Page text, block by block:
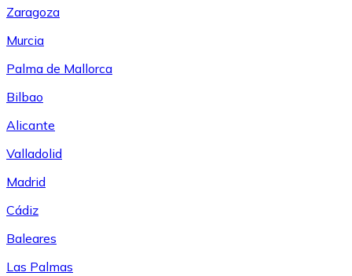
Zaragoza
Murcia
Palma de Mallorca
Bilbao
Alicante
Valladolid
Madrid
Cádiz
Baleares
Las Palmas